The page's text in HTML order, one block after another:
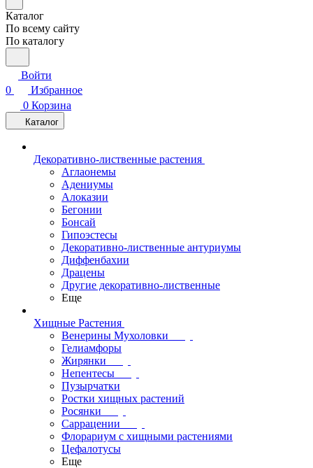
Каталог
По всему сайту
По каталогу
Войти
0
Избранное
0 Корзина
Каталог
Декоративно-лиственные растения
Аглаонемы
Адениумы
Алоказии
Бегонии
Бонсай
Гипоэстесы
Декоративно-лиственные антуриумы
Диффенбахии
Драцены
Другие декоративно-лиственные
Еще
Хищные Растения
Венерины Мухоловки
Гелиамфоры
Жирянки
Непентесы
Пузырчатки
Ростки хищных растений
Росянки
Саррацении
Флорариум с хищными растениями
Цефалотусы
Еще